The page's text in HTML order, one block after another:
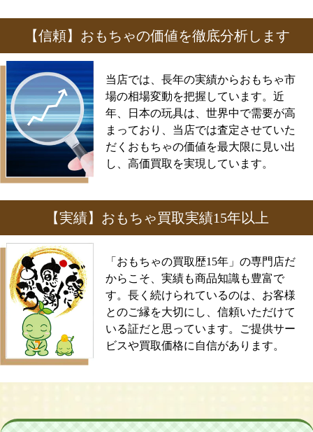
【信頼】おもちゃの価値を徹底分析します
当店では、長年の実績からおもちゃ市
場の相場変動を把握しています。近
年、日本の玩具は、世界中で需要が高
まっており、当店では査定させていた
だくおもちゃの価値を最大限に見い出
し、高価買取を実現しています。
【実績】おもちゃ買取実績15年以上
「おもちゃの買取歴15年」の専門店だ
からこそ、実績も商品知識も豊富で
す。長く続けられているのは、お客様
とのご縁を大切にし、信頼いただけて
いる証だと思っています。ご提供サー
ビスや買取価格に自信があります。